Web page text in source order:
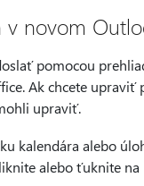
v novom
pomocou
Ak chcete
upraviť.
kalendára alebo
alebo ťuknite na